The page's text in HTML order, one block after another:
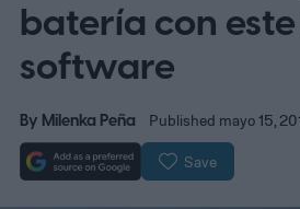
batería con
software
By Milenka Peña Published mayo 15,
Save